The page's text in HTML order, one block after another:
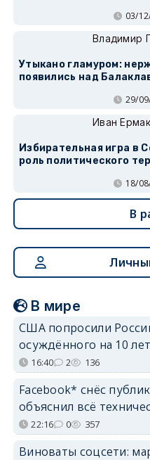
03/
Владимир
Утыкано гламуром:
появились над
29/
Иван
Избирательная игра в
роль политического
18/
В
В мире
США попросили
осуждённого на 10
16:40 2 136
Facebook* снёс
объяснил всё
22:16 0 357
Виноваты соцсети: